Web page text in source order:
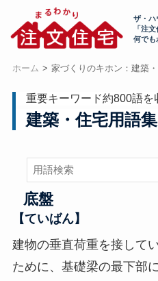
ザ・ハ
「注
何でも
ホーム 家づくりのキホン：建築
重要キーワード約800語を
建築・住宅用語集
底盤
【ていばん】
建物の垂直荷重を接して
ために、基礎梁の最下部